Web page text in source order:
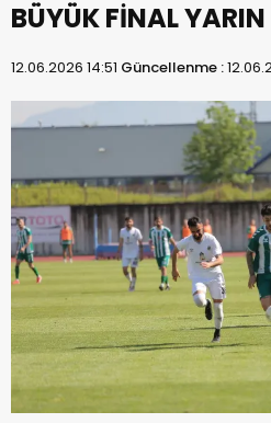
BÜYÜK FİNAL YARIN
12.06.2026 14:51 Güncellenme :